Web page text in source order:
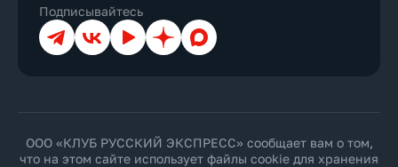
Подписывайтесь
ТелеграмВКонтакте
YouTubeДзен Max
ООО «КЛУБ РУССКИЙ ЭКСПРЕСС» сообщает вам о том,
что на этом сайте использует файлы cookie для хранения